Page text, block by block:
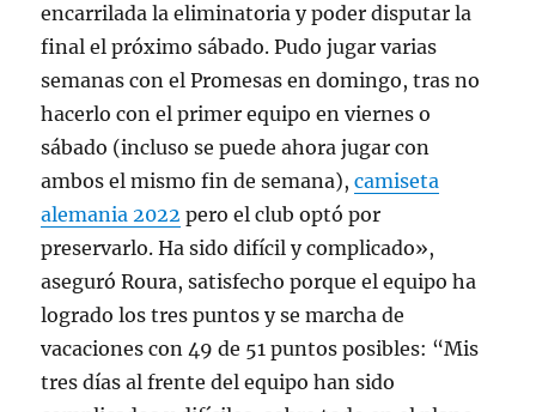
encarrilada la eliminatoria y poder disputar la
final el próximo sábado. Pudo jugar varias
semanas con el Promesas en domingo, tras no
hacerlo con el primer equipo en viernes o
sábado (incluso se puede ahora jugar con
ambos el mismo fin de semana),camiseta
alemania 2022 pero el club optó por
preservarlo. Ha sido difícil y complicado»,
aseguró Roura, satisfecho porque el equipo ha
logrado los tres puntos y se marcha de
vacaciones con 49 de 51 puntos posibles: “Mis
tres días al frente del equipo han sido